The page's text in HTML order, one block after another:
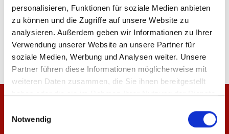
personalisieren, Funktionen für soziale Medien anbieten
zu können und die Zugriffe auf unsere Website zu
analysieren. Außerdem geben wir Informationen zu Ihrer
Verwendung unserer Website an unsere Partner für
soziale Medien, Werbung und Analysen weiter. Unsere
Partner führen diese Informationen möglicherweise mit
weiteren Daten zusammen, die Sie ihnen bereitgestellt
haben oder die sie im Rahmen Ihrer Nutzung der Dienste
Notwendig
Produktdetails